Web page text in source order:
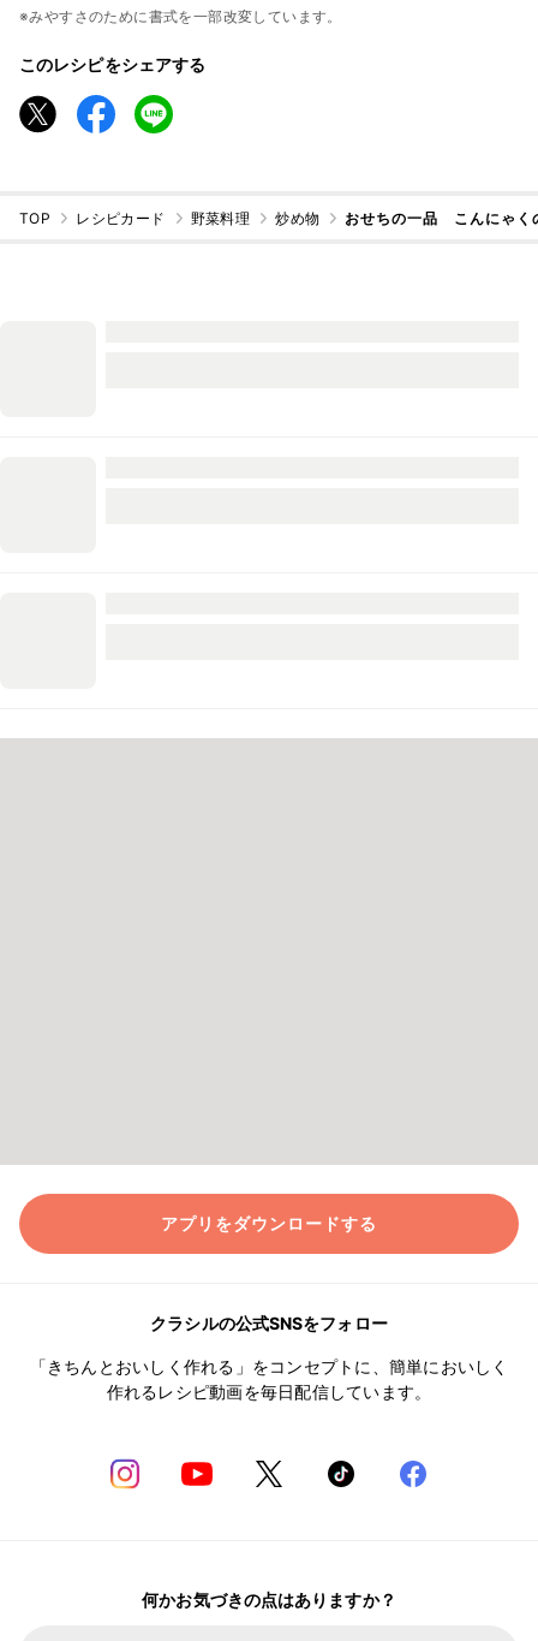
※みやすさのために書式を一部改変しています。
このレシピをシェアする
TOP レシピカード 野菜料理 炒め物 おせちの一品 こんにゃく
アプリをダウンロードする
クラシルの公式SNSをフォロー
「きちんとおいしく作れる」をコンセプトに、簡単においしく
作れるレシピ動画を毎日配信しています。
何かお気づきの点はありますか？